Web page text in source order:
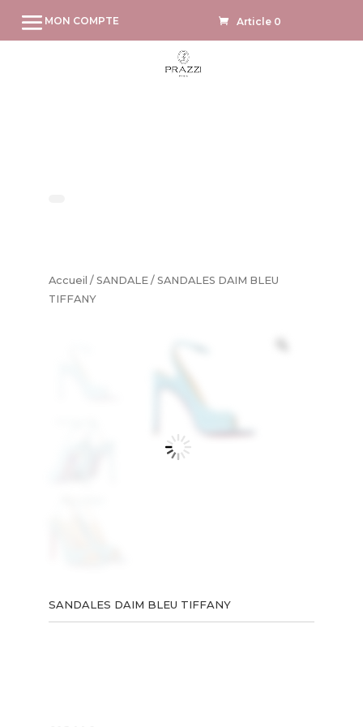
MON COMPTE Article 0
Accueil / SANDALE/ SANDALES DAIM BLEU
TIFFANY
SANDALES DAIM BLEU TIFFANY